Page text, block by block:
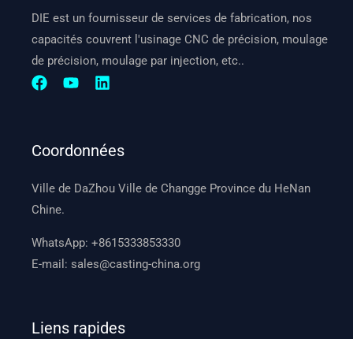
DIE est un fournisseur de services de fabrication, nos
capacités couvrent l'usinage CNC de précision, moulage
de précision, moulage par injection, etc..
Coordonnées
Ville de DaZhou Ville de Changge Province du HeNan
Chine.
WhatsApp:+8615333853330
E-mail:sales@casting-china.org
Liens rapides